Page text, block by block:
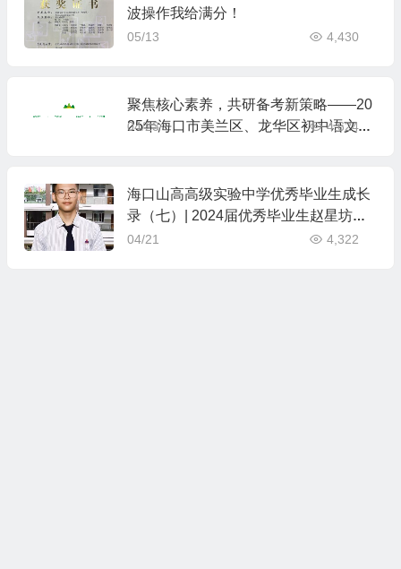
波操作我给满分！
05/13 4,430
聚焦核心素养，共研备考新策略——20
25年海口市美兰区、龙华区初中语文中
04/23 4,624
海口山高高级实验中学优秀毕业生成长
录（七）| 2024届优秀毕业生赵星坊的
成长纪实
04/21 4,322